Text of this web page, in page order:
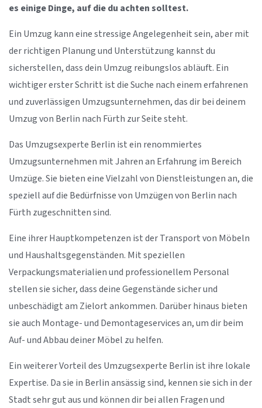
es einige Dinge, auf die du achten solltest.
Ein Umzug kann eine stressige Angelegenheit sein, aber mit
der richtigen Planung und Unterstützung kannst du
sicherstellen, dass dein Umzug reibungslos abläuft. Ein
wichtiger erster Schritt ist die Suche nach einem erfahrenen
und zuverlässigen Umzugsunternehmen, das dir bei deinem
Umzug von Berlin nach Fürth zur Seite steht.
Das Umzugsexperte Berlin ist ein renommiertes
Umzugsunternehmen mit Jahren an Erfahrung im Bereich
Umzüge. Sie bieten eine Vielzahl von Dienstleistungen an, die
speziell auf die Bedürfnisse von Umzügen von Berlin nach
Fürth zugeschnitten sind.
Eine ihrer Hauptkompetenzen ist der Transport von Möbeln
und Haushaltsgegenständen. Mit speziellen
Verpackungsmaterialien und professionellem Personal
stellen sie sicher, dass deine Gegenstände sicher und
unbeschädigt am Zielort ankommen. Darüber hinaus bieten
sie auch Montage- und Demontageservices an, um dir beim
Auf- und Abbau deiner Möbel zu helfen.
Ein weiterer Vorteil des Umzugsexperte Berlin ist ihre lokale
Expertise. Da sie in Berlin ansässig sind, kennen sie sich in der
Stadt sehr gut aus und können dir bei allen Fragen und